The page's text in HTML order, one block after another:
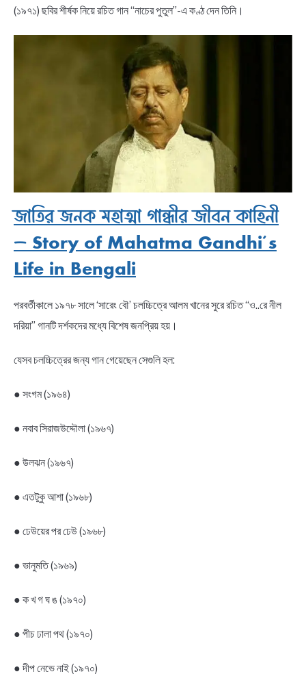
(১৯৭১) ছবির শীর্ষক নিয়ে রচিত গান “নাচের পুতুল”-এ কণ্ঠ দেন তিনি।
জাতির জনক মহাত্মা গান্ধীর জীবন কাহিনী
– Story of Mahatma Gandhi’s
Life in Bengali
পরবর্তীকালে ১৯৭৮ সালে ‘সারেং বৌ’ চলচ্চিত্রে আলম খানের সুরে রচিত “ও..রে নীল
দরিয়া” গানটি দর্শকদের মধ্যে বিশেষ জনপ্রিয় হয়।
যেসব চলচ্চিত্রের জন্য গান গেয়েছেন সেগুলি হল:
● সংগম (১৯৬৪)
● নবাব সিরাজউদ্দৌলা (১৯৬৭)
● উলঝন (১৯৬৭)
● এতটুকু আশা (১৯৬৮)
● ঢেউয়ের পর ঢেউ (১৯৬৮)
● ভানুমতি (১৯৬৯)
● ক খ গ ঘ ঙ (১৯৭০)
● পীচ ঢালা পথ (১৯৭০)
● দীপ নেভে নাই (১৯৭০)